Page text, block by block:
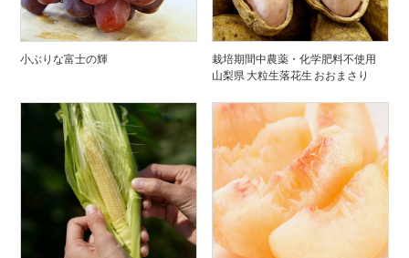
小ぶりな富士の輝
栽培期間中農薬・化学肥料不使用
山梨県 大粒生落花生 おおまさり